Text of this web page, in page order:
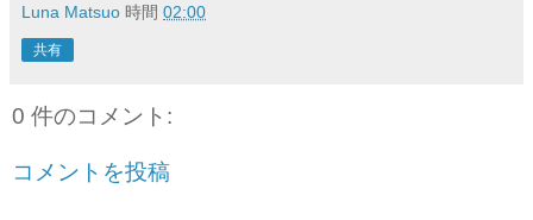
Luna Matsuo 時間 02:00
共有
0 件のコメント:
コメントを投稿